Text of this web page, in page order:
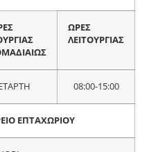
ΩΡΕΣ
ΛΕΙΤΟΥΡΓΙΑΣ
08:00-15:00
ΕΠΤΑΧΩΡΙΟΥ